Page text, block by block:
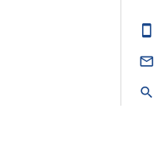
smartphone
mail_outline
search